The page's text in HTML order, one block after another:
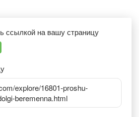
ссылкой на вашу страницу
explore/16801-proshu-
beremenna.html